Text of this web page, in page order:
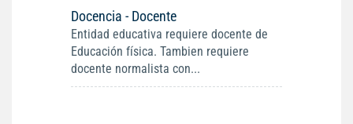
Docencia - Docente
Entidad educativa requiere docente de
Educación física. Tambien requiere
docente normalista con...